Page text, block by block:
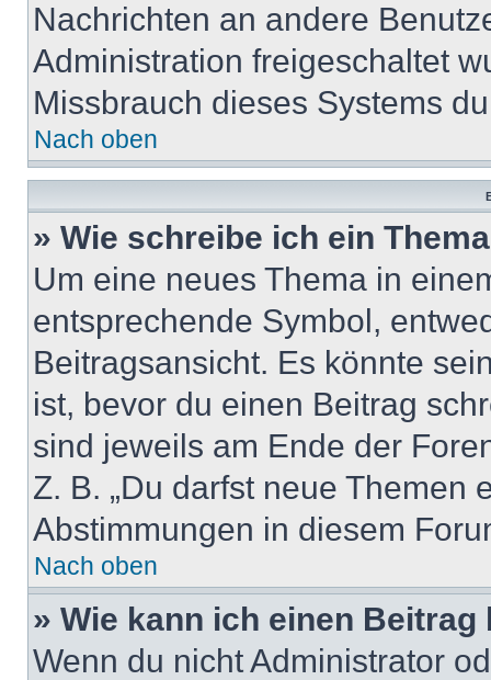
Nachrichten an andere
Administration freigeschaltet
Missbrauch dieses Systems
Nach oben
» Wie schreibe ich ein
Um eine neues Thema in
entsprechende Symbol,
Beitragsansicht. Es könnte
ist, bevor du einen Beitrag
sind jeweils am Ende der
Z. B. „Du darfst neue Themen
Abstimmungen in diesem
Nach oben
» Wie kann ich einen
Wenn du nicht Administrator